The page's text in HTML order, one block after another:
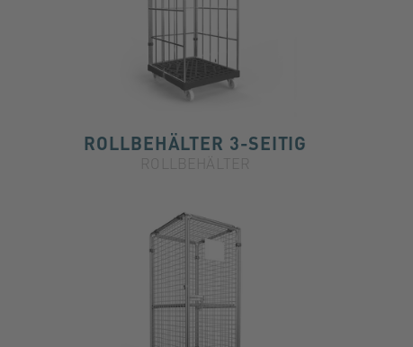
ROLLBEHÄLTER 3-SEITIG
ROLLBEHÄLTER